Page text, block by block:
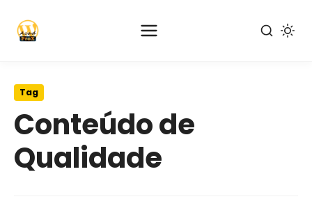
para
conteúdo
principal
Tag
Conteúdo de
Qualidade